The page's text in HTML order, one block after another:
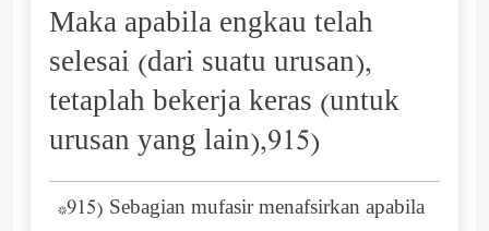
Maka apabila engkau telah
selesai (dari suatu urusan),
tetaplah bekerja keras (untuk
urusan yang lain),915)
*915) Sebagian mufasir menafsirkan apabila